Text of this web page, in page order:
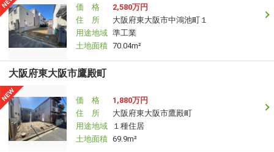
価 格
2,580万円
住 所
大阪府東大阪市中鴻池町１
用途地域 準工業
土地面積 70.04m²
大阪府東大阪市鷹殿町
価 格
1,880万円
住 所
大阪府東大阪市鷹殿町
用途地域
１種住居
土地面積 69.9m²